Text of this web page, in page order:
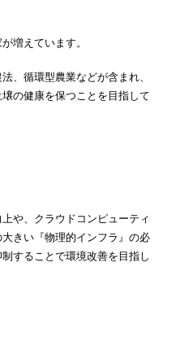
増えています。
、循環型農業などが含まれ、
の健康を保つことを目指して
や、クラウドコンピューティ
きい『物理的インフラ』の必
することで環境改善を目指し